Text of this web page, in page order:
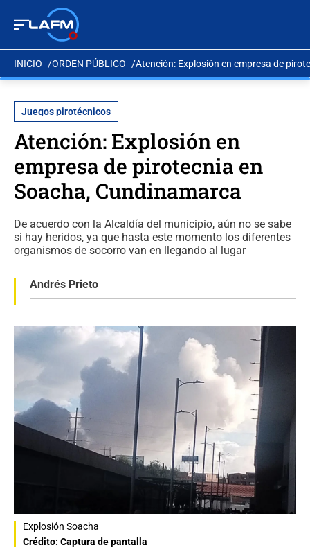
INICIO ORDEN PÚBLICO Atención: Explosión en empresa de
Juegos pirotécnicos
Atención: Explosión en
empresa de pirotecnia en
Soacha, Cundinamarca
De acuerdo con la Alcaldía del municipio, aún no se sabe
si hay heridos, ya que hasta este momento los diferentes
organismos de socorro van en llegando al lugar
Andrés Prieto
Explosión Soacha
Crédito: Captura de pantalla